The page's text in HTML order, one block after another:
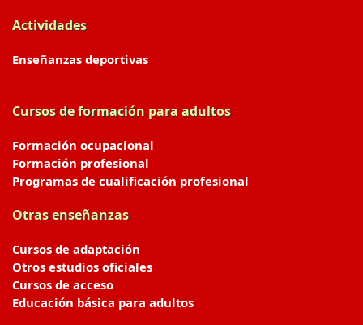
Actividades
Enseñanzas deportivas
Cursos de formación para adultos
Formación ocupacional
Formación profesional
Programas de cualificación profesional
Otras enseñanzas
Cursos de adaptación
Otros estudios oficiales
Cursos de acceso
Educación básica para adultos